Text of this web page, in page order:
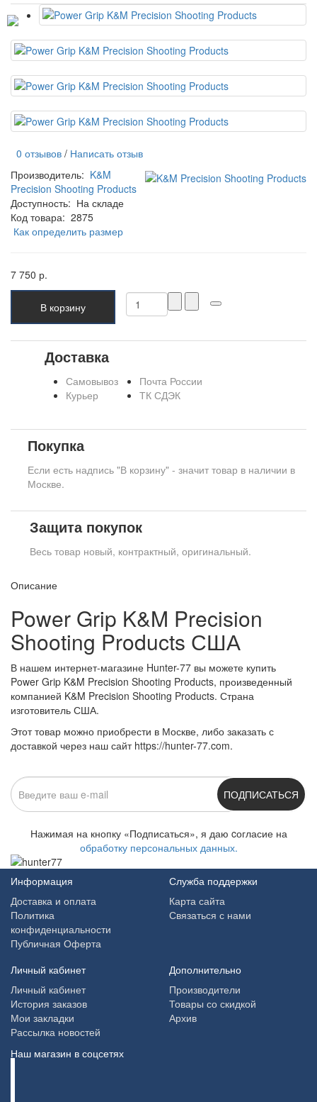
0 отзывов / Написать отзыв
Производитель: K&M
Precision Shooting Products
Доступность: На складе
Код товара: 2875
Как определить размер
7 750 р.
В корзину
Доставка
Самовывоз
Курьер
Почта России
ТК СДЭК
Покупка
Если есть надпись "В корзину" - значит товар в наличии в
Москве.
Защита покупок
Весь товар новый, контрактный, оригинальный.
Описание
Power Grip K&M Precision
Shooting Products США
В нашем интернет-магазине Hunter-77 вы можете купить
Power Grip K&M Precision Shooting Products, произведенный
компанией K&M Precision Shooting Products. Страна
изготовитель США.
Этот товар можно приобрести в Москве, либо заказать с
доставкой через наш сайт https://hunter-77.com.
ПОДПИСАТЬСЯ
Нажимая на кнопку «Подписаться», я даю cогласие на
обработку персональных данных.
Информация
Доставка и оплата
Политика
конфиденциальности
Публичная Оферта
Служба поддержки
Карта сайта
Связаться с нами
Личный кабинет
Личный кабинет
История заказов
Мои закладки
Рассылка новостей
Дополнительно
Производители
Товары со скидкой
Архив
Наш магазин в соцсетях